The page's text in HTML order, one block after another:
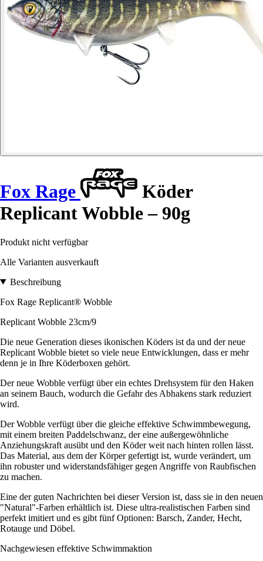
Fox Rage
Köder
Replicant Wobble – 90g
Produkt nicht verfügbar
Alle Varianten ausverkauft
Beschreibung
Fox Rage Replicant® Wobble
Replicant Wobble 23cm/9
Die neue Generation dieses ikonischen Köders ist da und der neue
Replicant Wobble bietet so viele neue Entwicklungen, dass er mehr
denn je in Ihre Köderboxen gehört.
Der neue Wobble verfügt über ein echtes Drehsystem für den Haken
an seinem Bauch, wodurch die Gefahr des Abhakens stark reduziert
wird.
Der Wobble verfügt über die gleiche effektive Schwimmbewegung,
mit einem breiten Paddelschwanz, der eine außergewöhnliche
Anziehungskraft ausübt und den Köder weit nach hinten rollen lässt.
Das Material, aus dem der Körper gefertigt ist, wurde verändert, um
ihn robuster und widerstandsfähiger gegen Angriffe von Raubfischen
zu machen.
Eine der guten Nachrichten bei dieser Version ist, dass sie in den neuen
"Natural"-Farben erhältlich ist. Diese ultra-realistischen Farben sind
perfekt imitiert und es gibt fünf Optionen: Barsch, Zander, Hecht,
Rotauge und Döbel.
Nachgewiesen effektive Schwimmaktion